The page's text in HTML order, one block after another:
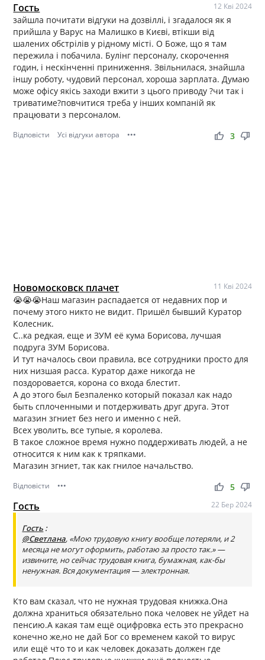
Гость 12 Кві 2024
зайшла почитати відгуки на дозвіллі, і згадалося як я
прийшла у Варус на Малишко в Києві, втікши від
шалених обстрілів у рідному місті. О Боже, що я там
пережила і побачила. Булінг персоналу, скорочення
годин, і нескінченні приниження. Звільнилася, знайшла
іншу роботу, чудовий персонал, хороша зарплата. Думаю
може офісу якісь заходи вжити з цього приводу ?чи так і
триватиме?повчитися треба у інших компаній як
працювати з персоналом.
Відповісти Усі відгуки автора ••• thumb_up thumb_down
3
Новомосковск плачет 11 Кві 2024
😭😭😭Наш магазин распадается от недавних пор и
почему этого никто не видит. Пришёл бывший Куратор
Колесник.
С..ка редкая, еще и ЗУМ её кума Борисова, лучшая
подруга ЗУМ Борисова.
И тут началось свои правила, все сотрудники просто для
них низшая расса. Куратор даже никогда не
поздоровается, корона со входа блестит.
А до этого был Безпаленко который показал как надо
быть сплоченными и потдерживать друг друга. Этот
магазин згниет без него и именно с ней.
Всех уволить, все тупые, я королева.
В такое сложное время нужно поддерживать людей, а не
относится к ним как к тряпками.
Магазин згниет, так как гнилое начальство.
Відповісти ••• thumb_up thumb_down
5
Гость 22 Бер 2024
Гость :
@Светлана, «Мою трудовую книгу вообще потеряли, и 2
месяца не могут оформить, работаю за просто так.» —
извините, но сейчас трудовая книга, бумажная, как-бы
ненужная. Вся документация — электронная.
Кто вам сказал, что не нужная трудовая книжка.Она
должна храниться обязательно пока человек не уйдет на
пенсию.А какая там ещё оцифровка есть это прекрасно
конечно же,но не дай Бог со временем какой то вирус
или ещё что то и как человек доказать должен где